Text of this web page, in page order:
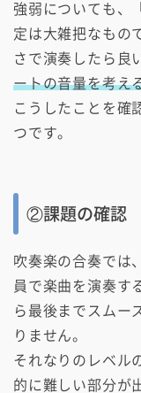
強弱についても、
定は大雑把なもの
さで演奏したら良
ートの音量を考え
こうしたことを確
つです。
②課題の確認
吹奏楽の合奏では
員で楽曲を演奏す
ら最後までスムー
りません。
それなりのレベル
的に難しい部分が